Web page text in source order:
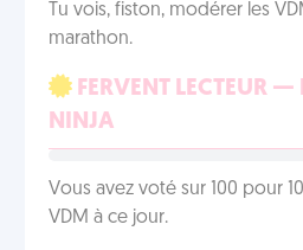
Tu vois, fiston, modérer les
marathon.
FERVENT LECTEUR
NINJA
Vous avez voté sur 100 pour
VDM à ce jour.